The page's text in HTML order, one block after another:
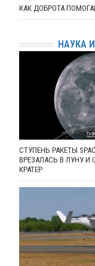
КАК ДОБРОТА
НАУКА
СТУПЕНЬ РАКЕТЫ
ВРЕЗАЛАСЬ В ЛУНУ И
КРАТЕР